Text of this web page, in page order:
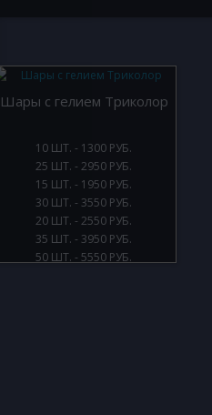
Шары с гелием Триколор
10 ШТ. - 1300 РУБ.
15 ШТ. - 1950 РУБ.
20 ШТ. - 2550 РУБ.
25 ШТ. - 2950 РУБ.
30 ШТ. - 3550 РУБ.
35 ШТ. - 3950 РУБ.
50 ШТ. - 5550 РУБ.